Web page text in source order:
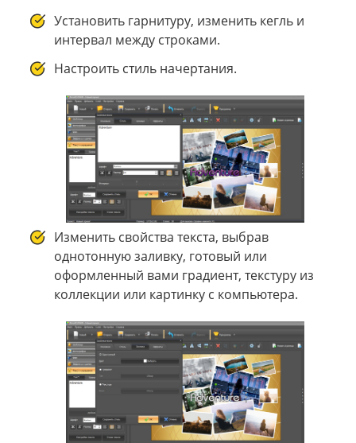
Установить гарнитуру, изменить кегль и
интервал между строками.
Настроить стиль начертания.
Изменить свойства текста, выбрав
однотонную заливку, готовый или
оформленный вами градиент, текстуру из
коллекции или картинку с компьютера.